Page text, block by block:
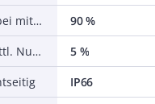
Lichtstromerhalt bei mittl. Nutzungsdauer 50.000 h bei 25 °C Umgebungstemp.
90 %
Ausfallrate bei mittl. Nutzungsdauer von 50.000 h bei 25 °C Umgebungstemp. (tq)
5 %
IP66